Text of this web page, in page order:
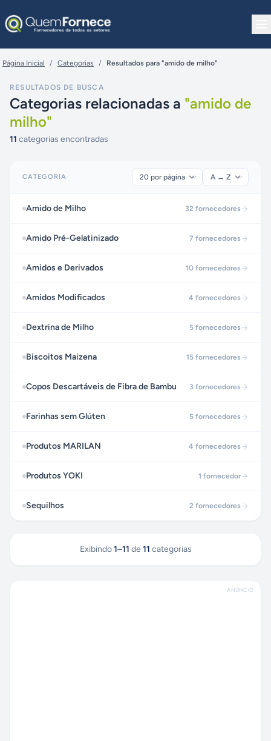
Página Inicial / Categorias / Resultados para "amido de milho"
RESULTADOS DE BUSCA
Categorias relacionadas a "amido de
milho"
11 categorias encontradas
CATEGORIA
Amido de Milho 32 fornecedores
Amido Pré-Gelatinizado 7 fornecedores
Amidos e Derivados 10 fornecedores
Amidos Modificados 4 fornecedores
Dextrina de Milho 5 fornecedores
Biscoitos Maizena 15 fornecedores
Copos Descartáveis de Fibra de Bambu 3 fornecedores
Farinhas sem Glúten 5 fornecedores
Produtos MARILAN 4 fornecedores
Produtos YOKI 1 fornecedor
Sequilhos 2 fornecedores
Exibindo 1–11 de 11 categorias
ANÚNCIO